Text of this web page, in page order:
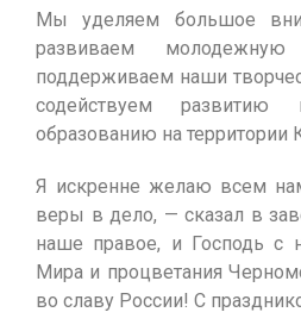
Мы уделяем большое
развиваем молодежную
поддерживаем наши
содействуем развитию
образованию на территории
Я искренне желаю всем
веры в дело, — сказал в
наше правое, и Господь с
Мира и процветания
во славу России! С